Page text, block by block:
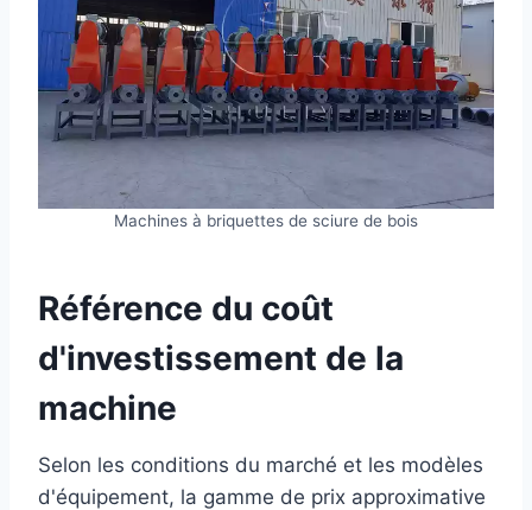
Machines à briquettes de sciure de bois
Référence du coût
d'investissement de la
machine
Selon les conditions du marché et les modèles
d'équipement, la gamme de prix approximative